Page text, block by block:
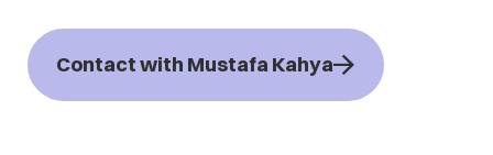
Contact with Mustafa Kahya